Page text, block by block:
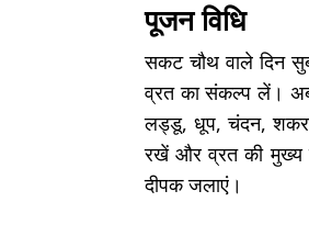
पूजन विधि
सकट चौथ वाले दिन
व्रत का संकल्प लें।
लड्डू, धूप, चंदन,
रखें और व्रत की मुख्य
दीपक जलाएं।